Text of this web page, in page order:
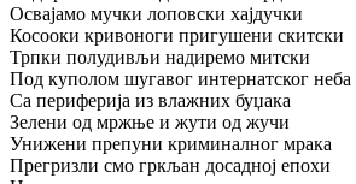
Освајамо мучки лоповски хајдучки
Косооки кривоноги пригушени скитски
Трпки полудивљи надиремо митски
Под куполом шугавог интернатског неба
Са периферија из влажних буџака
Зелени од мржње и жути од жучи
Унижени препуни криминалног мрака
Прегризли смо гркљан досадној епохи